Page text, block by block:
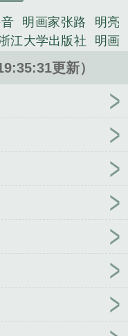
不择言起来。“你个
公的指点那是几辈
破头的，你居然还
史类小说。
明画家张路
明亮
江大学出版社
明画
画 明画家戴进
明亮相近的词语有哪
明朝存在
明画
明画模仿秀图
明画江南
明画
更新）